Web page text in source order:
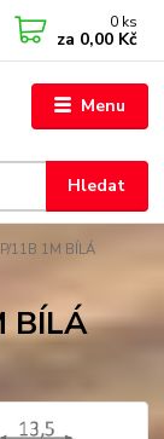
Menu
Hledat
0 ks
za 0,00 Kč
11B 1M BÍLÁ
BÍLÁ